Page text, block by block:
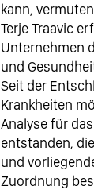
kann,
Terje Traavic
Unternehmen
und
Seit der
Krankheiten
Analyse für
entstanden,
und
Zuordnung